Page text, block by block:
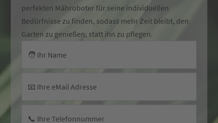
perfekten Mähroboter für seine individuellen
Bedürfnisse zu finden, sodass mehr Zeit bleibt, den
Garten zu genießen, statt ihn zu pflegen.
🧑 Ihr Name
📧 Ihre eMail Adresse
📞 Ihre Telefonnummer